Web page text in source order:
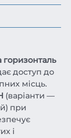
горизонталь
доступ до
місць.
(варіанти —
при
і